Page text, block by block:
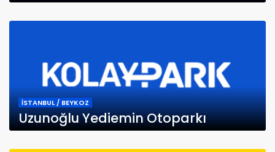
İSTANBUL / BEYKOZ
Uzunoğlu Yediemin Otoparkı